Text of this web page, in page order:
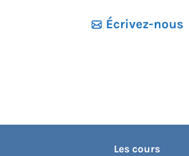
Écrivez-nous
Les cours